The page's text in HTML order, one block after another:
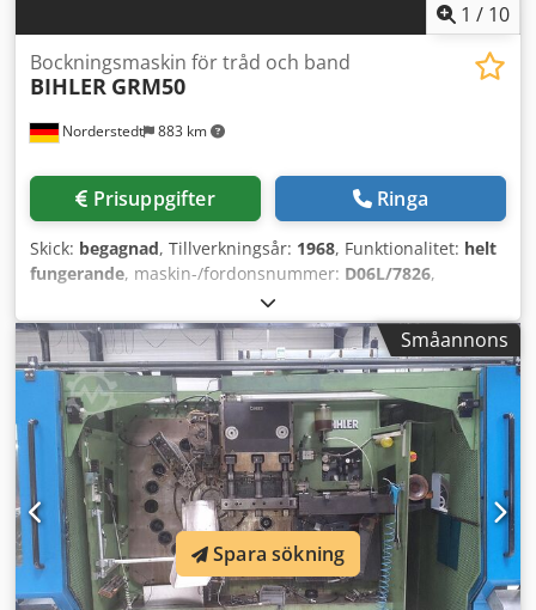
1 / 10
Norderstedt 883 km
Bockningsmaskin för tråd och band
BIHLER GRM50
Prisuppgifter Ringa
Skick: begagnad, Tillverkningsår: 1968, Funktionalitet: helt
fungerande, maskin-/fordonsnummer: D06L/7826,
Offertnummer: D06L/7826 Maskintyp: Tråd- och
bandbockningsmaskin Fabrikat: BIHLER Modell: GRM50
Årsmodell: 1968/2016 Dodpswi S Ewefx Akwock
Tråddiameterintervall: 0,5–5,0 mm Bandbredd: max 70 mm
Inmatningslängd: max 320 mm Kapacitet – st/min: max 132
Antal bockslädar: 5 Plats: I vårt lager
Småannons
Spara sökning